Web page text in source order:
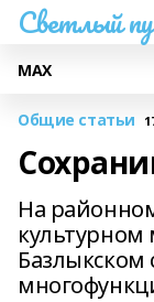
Светлый
МАХ
Общие статьи
На
Базлыкском